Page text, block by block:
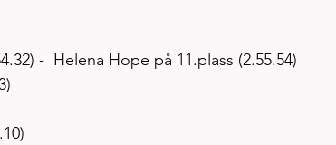
-  Helena Hope på 11.plass (2.55.54)